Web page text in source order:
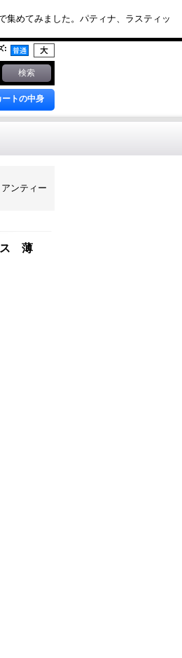
めてみました。パティナ、ラスティッ
:
ートの中身
ンティー
ス 薄